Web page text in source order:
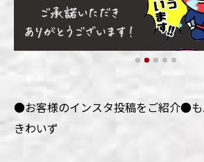
●お客様のインスタ投稿をご紹介●も
きわいず